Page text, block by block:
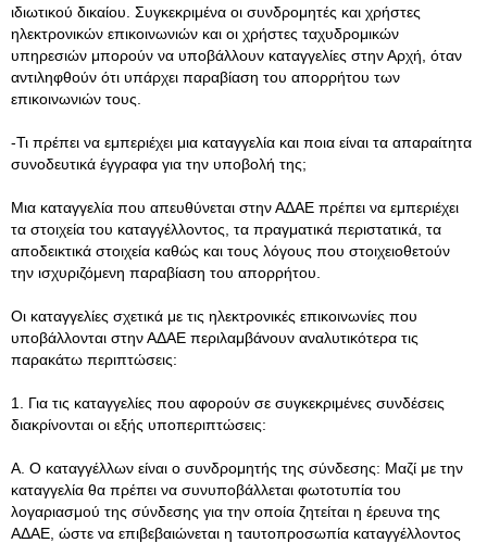
ιδιωτικού δικαίου. Συγκεκριμένα οι συνδρομητές και χρήστες
ηλεκτρονικών επικοινωνιών και οι χρήστες ταχυδρομικών
υπηρεσιών μπορούν να υποβάλλουν καταγγελίες στην Αρχή, όταν
αντιληφθούν ότι υπάρχει παραβίαση του απορρήτου των
επικοινωνιών τους.
-Τι πρέπει να εμπεριέχει μια καταγγελία και ποια είναι τα απαραίτητα
συνοδευτικά έγγραφα για την υποβολή της;
Μια καταγγελία που απευθύνεται στην ΑΔΑΕ πρέπει να εμπεριέχει
τα στοιχεία του καταγγέλλοντος, τα πραγματικά περιστατικά, τα
αποδεικτικά στοιχεία καθώς και τους λόγους που στοιχειοθετούν
την ισχυριζόμενη παραβίαση του απορρήτου.
Οι καταγγελίες σχετικά με τις ηλεκτρονικές επικοινωνίες που
υποβάλλονται στην ΑΔΑΕ περιλαμβάνουν αναλυτικότερα τις
παρακάτω περιπτώσεις:
1. Για τις καταγγελίες που αφορούν σε συγκεκριμένες συνδέσεις
διακρίνονται οι εξής υποπεριπτώσεις:
Α. Ο καταγγέλλων είναι ο συνδρομητής της σύνδεσης: Μαζί με την
καταγγελία θα πρέπει να συνυποβάλλεται φωτοτυπία του
λογαριασμού της σύνδεσης για την οποία ζητείται η έρευνα της
ΑΔΑΕ, ώστε να επιβεβαιώνεται η ταυτοπροσωπία καταγγέλλοντος